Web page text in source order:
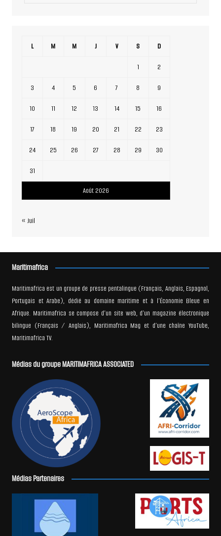
Août 2026
L M M J V S D
1 2
3 4 5 6 7 8 9
10 11 12 13 14 15 16
17 18 19 20 21 22 23
24 25 26 27 28 29 30
31
« Juil
Maritimafrica
Maritimafrica est un groupe de presse pentalingue (Français, Anglais, Espagnol,
Portugais et Arabe), dédié au domaine maritime et à l’Économie Bleue en
Afrique. Maritimafrica se compose d’un site web, d’un magazine électronique
bilingue (Français / Anglais), Maritimafrica Mag et d’une chaîne YouTube,
Maritimafrica TV.
Médias du groupe MARITIMAFRICA ASSOCIATED
Médias Partenaires